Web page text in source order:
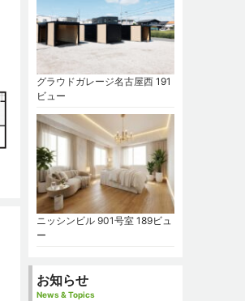
グラウドガレージ名古屋西 191
ビュー
ニッシンビル 901号室 189ビュ
ー
お知らせ
News & Topics